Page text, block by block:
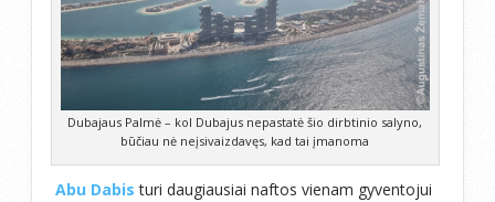
Dubajaus Palmė – kol Dubajus nepastatė šio dirbtinio salyno,
būčiau nė neįsivaizdavęs, kad tai įmanoma
Abu Dabis turi daugiausiai naftos vienam gyventojui